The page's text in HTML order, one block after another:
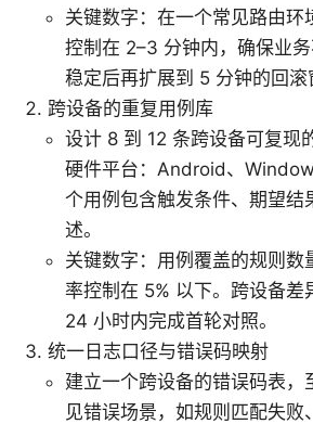
关键数字：在一个常见路由环
控制在 2–3 分钟内，确保业
稳定后再扩展到 5 分钟的回滚
跨设备的重复用例库
设计 8 到 12 条跨设备可复现
硬件平台：Android、
个用例包含触发条件、期望结
述。
关键数字：用例覆盖的规则数
率控制在 5% 以下。跨设备差
24 小时内完成首轮对照。
统一日志口径与错误码映射
建立一个跨设备的错误码表，
见错误场景，如规则匹配失败